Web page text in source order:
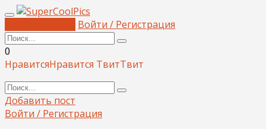
Войти / Регистрация
0
НравитсяНравится ТвитТвит
Добавить пост
Войти / Регистрация